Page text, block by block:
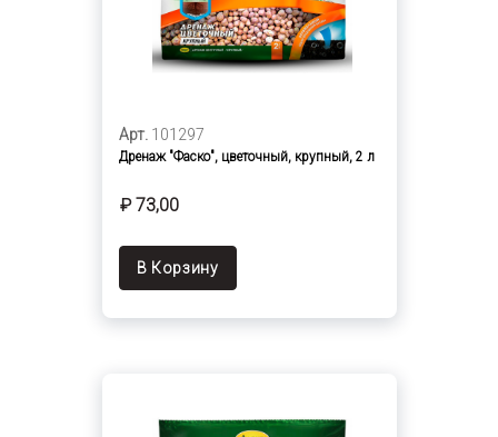
Арт. 101297
Дренаж "Фаско", цветочный, крупный, 2 л
₽ 73,00
В Корзину